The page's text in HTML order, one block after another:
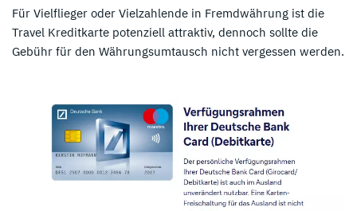
Für Vielflieger oder Vielzahlende in Fremdwährung ist die
Travel Kreditkarte potenziell attraktiv, dennoch sollte die
Gebühr für den Währungsumtausch nicht vergessen werden.